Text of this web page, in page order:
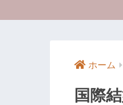
ホーム
国際